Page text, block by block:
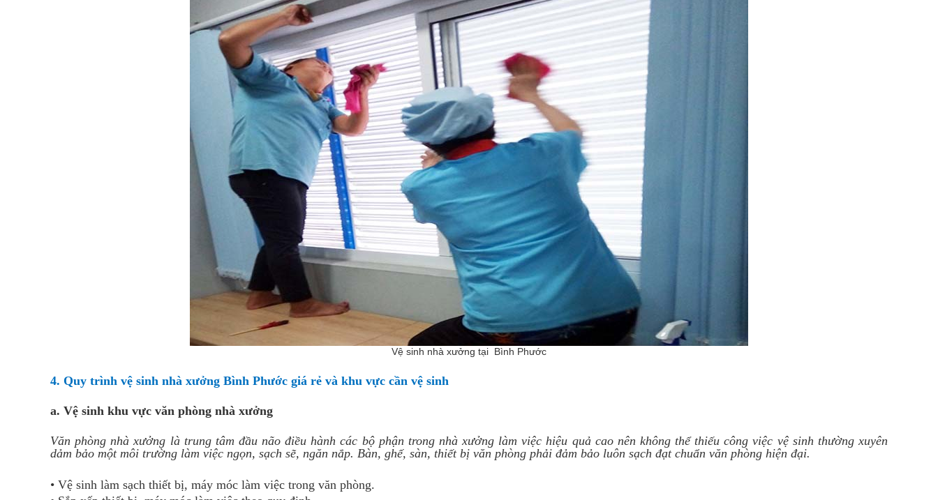
Vệ sinh nhà xưởng tại Bình Phước
4. Quy trình vệ sinh nhà xưởng Bình Phước giá rẻ và khu vực cần vệ sinh
a. Vệ sinh khu vực văn phòng nhà xưởng
Văn phòng nhà xưởng là trung tâm đầu não điều hành các bộ phận trong nhà xưởng làm việc hiệu quả cao nên không thể thiếu công việc vệ sinh thường xuyên
dảm bảo một môi trường làm việc ngọn, sạch sẽ, ngăn nắp. Bàn, ghế, sàn, thiết bị văn phòng phải đảm bảo luôn sạch đạt chuẩn văn phòng hiện đại.
• Vệ sinh làm sạch thiết bị, máy móc làm việc trong văn phòng.